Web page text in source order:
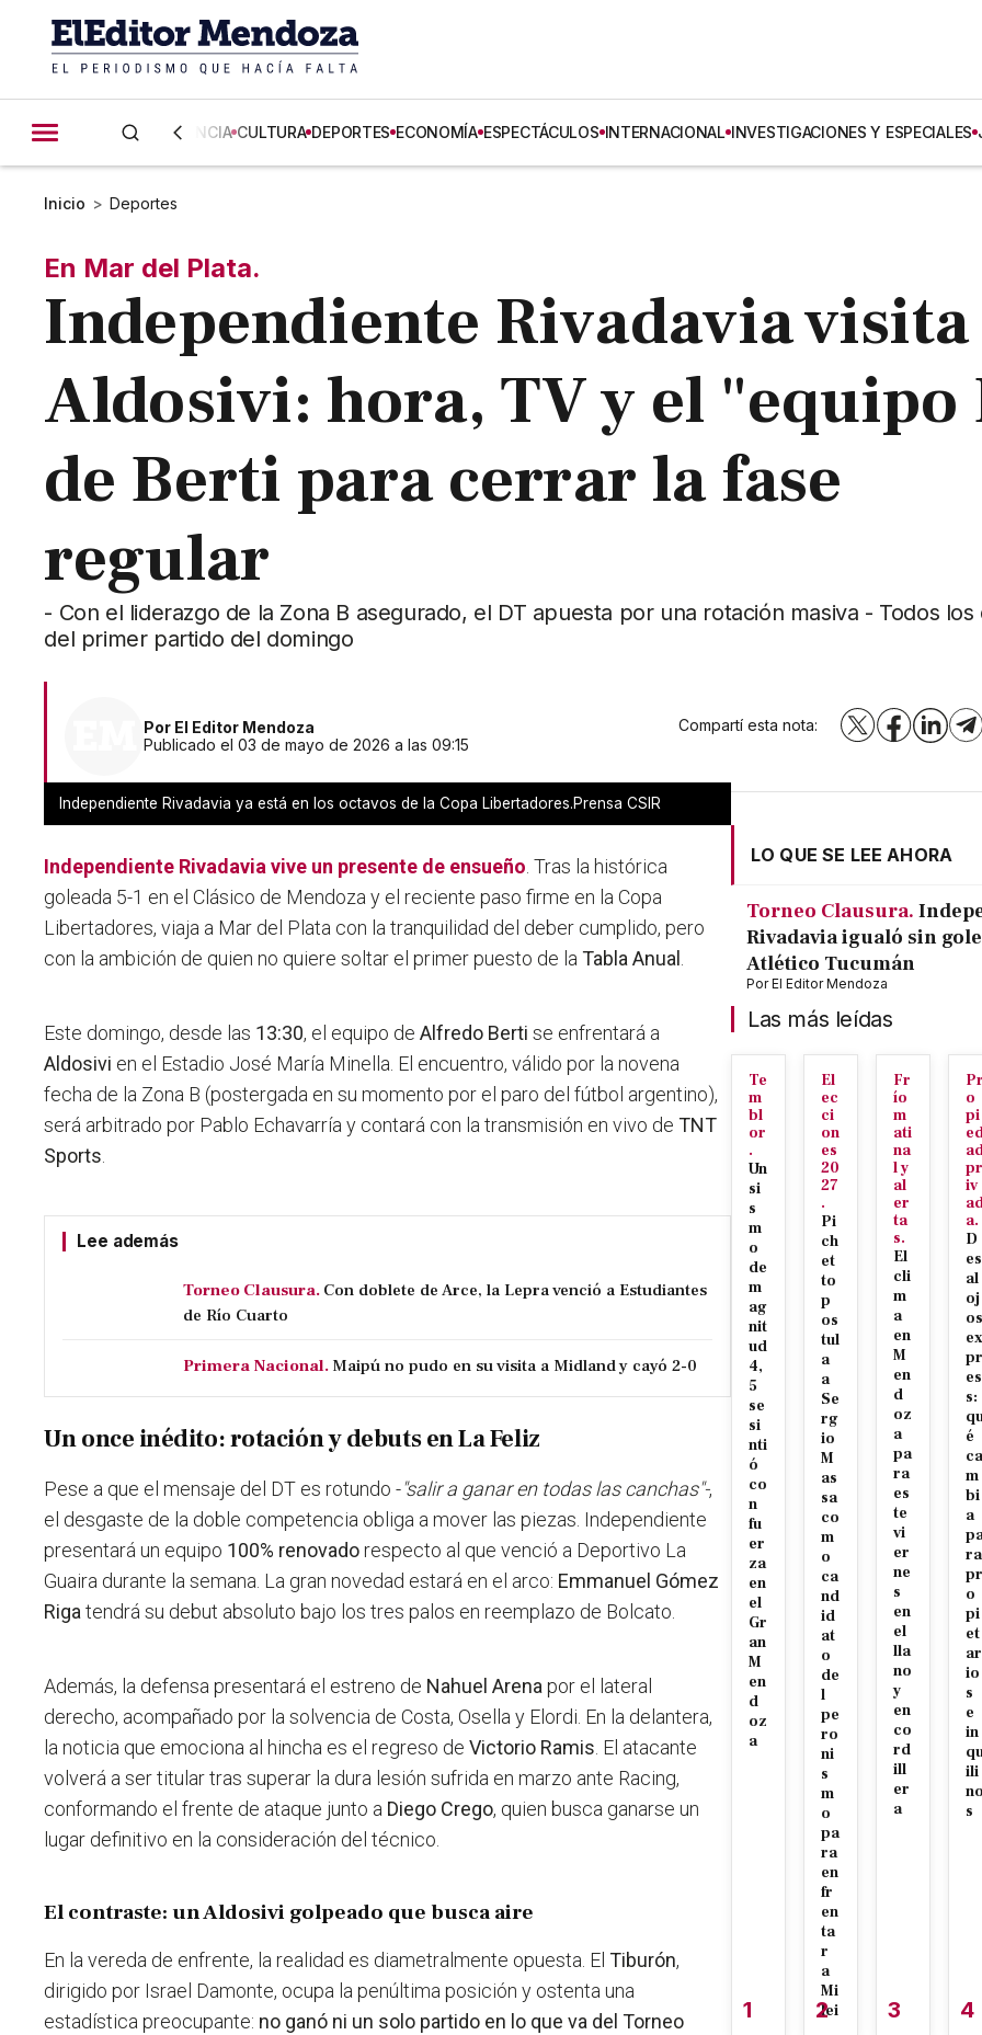
CIENCIA CULTURA DEPORTES ECONOMÍA ESPECTÁCULOS INTERNACIONAL INVESTIGACIONES Y ESPECIALES
Inicio > Deportes
En Mar del Plata.
Independiente Rivadavia visita
Aldosivi: hora, TV y el "equipo
de Berti para cerrar la fase
regular
- Con el liderazgo de la Zona B asegurado, el DT apuesta por una rotación masiva - Todos los
del primer partido del domingo
Por El Editor Mendoza
Publicado el 03 de mayo de 2026 a las 09:15
Compartí esta nota: X Facebook
Independiente Rivadavia ya está en los octavos de la Copa Libertadores.Prensa CSIR
Independiente Rivadaviavive un presente de ensueño . Tras la histórica
goleada 5-1 en el Clásico de Mendoza y el reciente paso firme en la Copa
Libertadores, viaja a Mar del Plata con la tranquilidad del deber cumplido, pero
con la ambición de quien no quiere soltar el primer puesto de laTabla Anual
Este domingo, desde las 13:30, el equipo deAlfredo Berti se enfrentará a
Aldosivi en el Estadio José María Minella. El encuentro, válido por la novena
fecha de la Zona B (postergada en su momento por el paro del fútbol argentino),
será arbitrado por Pablo Echavarría y contará con la transmisión en vivo deTNT
Sports
Lee además
Torneo Clausura. Con doblete de Arce, la Lepra venció a Estudiantes
de Río Cuarto
Primera Nacional. Maipú no pudo en su visita a Midland y cayó 2-0
Un once inédito: rotación y debuts en La Feliz
Pese a que el mensaje del DT es rotundo -"salir a ganar en todas las canchas"-,
el desgaste de la doble competencia obliga a mover las piezas. Independiente
presentará un equipo 100% renovadorespecto al que venció a Deportivo La
Guaira durante la semana. La gran novedad estará en el arco: Emmanuel Gómez
Riga tendrá su debut absoluto bajo los tres palos en reemplazo de Bolcato.
Además, la defensa presentará el estreno de Nahuel Arena por el lateral
derecho, acompañado por la solvencia de Costa, Osella y Elordi. En la delantera,
la noticia que emociona al hincha es el regreso deVictorio Ramis . El atacante
volverá a ser titular tras superar la dura lesión sufrida en marzo ante Racing,
conformando el frente de ataque junto a Diego Crego, quien busca ganarse un
lugar definitivo en la consideración del técnico.
El contraste: un Aldosivi golpeado que busca aire
En la vereda de enfrente, la realidad es diametralmente opuesta. ElTiburón,
dirigido por Israel Damonte, ocupa la penúltima posición y ostenta una
estadística preocupante: no ganó ni un solo partido en lo que va del Torneo
LO QUE SE LEE AHORA
Torneo Clausura.
Rivadavia igualó sin
Atlético Tucumán
PorEl Editor Mendoza
Las más leídas
Te
m
bl
or
.
Un
si
s
m
o
de
m
ag
nit
ud
4,
5
se
si
nti
ó
co
n
fu
er
za
en
el
Gr
an
M
en
d
oz
a
1
El
ec
ci
on
es
20
27
.
Pi
ch
et
to
p
os
tul
a
a
Se
rg
io
M
as
sa
co
m
o
ca
nd
id
at
o
de
l
pe
ro
ni
s
m
o
pa
ra
en
fr
en
ta
r
a
Mi
lei
2
Fr
ío
m
ati
na
l y
al
er
ta
s.
El
cli
m
a
en
M
en
d
oz
a
pa
ra
es
te
vi
er
ne
s
en
el
lla
no
y
en
co
rd
ill
er
a
3
o
pi
pr
iv
a.
D
es
al
oj
os
ex
pr
es
s:
é
ca
m
bi
a
ra
pr
o
pi
et
ar
io
s
e
in
ili
s
4